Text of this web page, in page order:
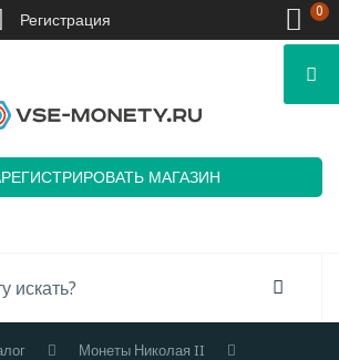
МАГАЗИН
Монеты Николая II
Регистрация 0